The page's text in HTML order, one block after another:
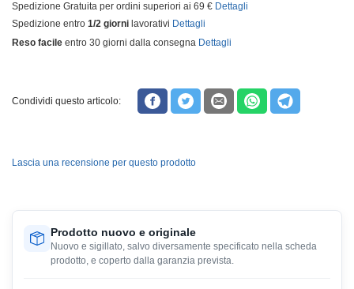
Spedizione Gratuita per ordini superiori ai 69 € Dettagli
Spedizione entro 1/2 giorni lavorativi Dettagli
Reso facile entro 30 giorni dalla consegna Dettagli
Condividi questo articolo:
Lascia una recensione per questo prodotto
Prodotto nuovo e originale
Nuovo e sigillato, salvo diversamente specificato nella scheda
prodotto, e coperto dalla garanzia prevista.